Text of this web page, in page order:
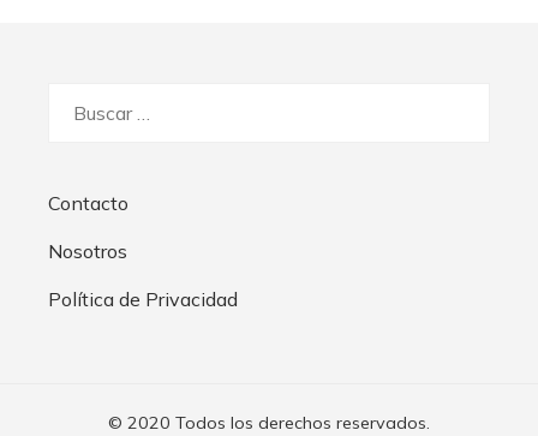
Contacto
Nosotros
Política de Privacidad
© 2020 Todos los derechos reservados.